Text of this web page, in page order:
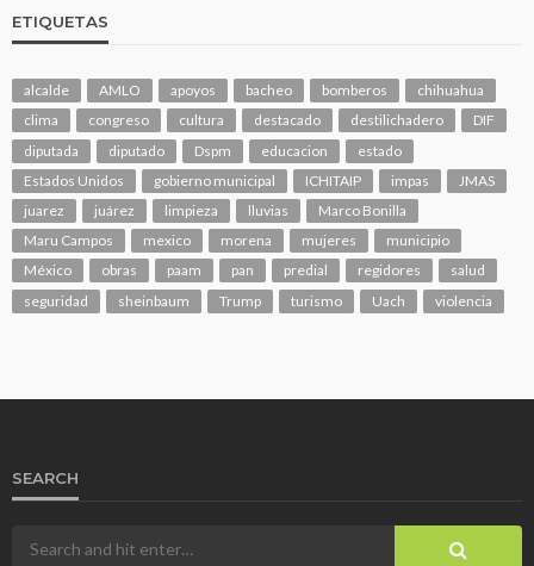
ETIQUETAS
alcalde AMLO apoyos bacheo bomberos
chihuahua
clima
congreso cultura destacado destilichadero
DIF
diputada
diputado Dspm educacion
estado
Estados Unidos
gobierno municipal ICHITAIP impas
JMAS
juarez
juárez limpieza lluvias
Marco Bonilla
Maru Campos
mexico morena mujeres
municipio
México
obras paam pan predial regidores
salud
seguridad
sheinbaum Trump turismo Uach violencia
SEARCH